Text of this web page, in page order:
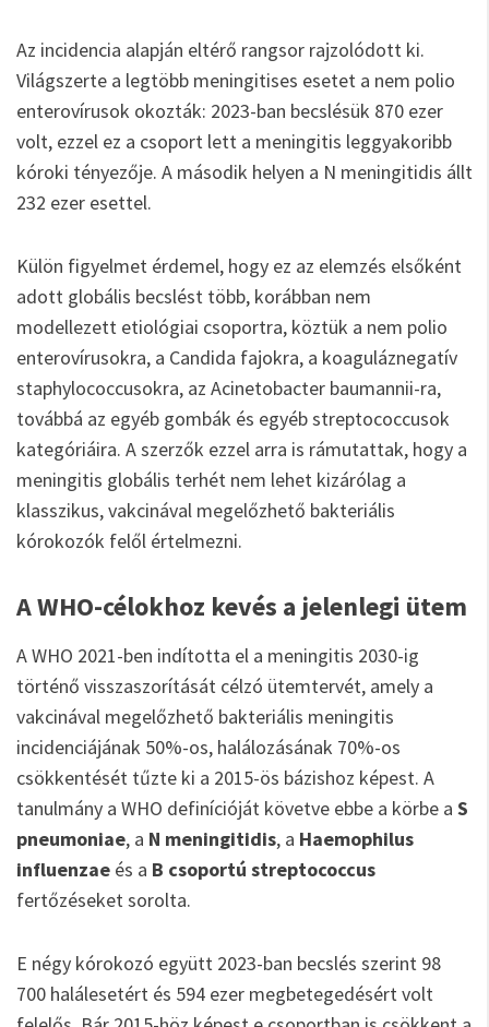
Az incidencia alapján eltérő rangsor rajzolódott ki.
Világszerte a legtöbb meningitises esetet a nem polio
enterovírusok okozták: 2023-ban becslésük 870 ezer
volt, ezzel ez a csoport lett a meningitis leggyakoribb
kóroki tényezője. A második helyen a N meningitidis állt
232 ezer esettel.
Külön figyelmet érdemel, hogy ez az elemzés elsőként
adott globális becslést több, korábban nem
modellezett etiológiai csoportra, köztük a nem polio
enterovírusokra, a Candida fajokra, a koaguláznegatív
staphylococcusokra, az Acinetobacter baumannii-ra,
továbbá az egyéb gombák és egyéb streptococcusok
kategóriáira. A szerzők ezzel arra is rámutattak, hogy a
meningitis globális terhét nem lehet kizárólag a
klasszikus, vakcinával megelőzhető bakteriális
kórokozók felől értelmezni.
A WHO-célokhoz kevés a jelenlegi ütem
A WHO 2021-ben indította el a meningitis 2030-ig
történő visszaszorítását célzó ütemtervét, amely a
vakcinával megelőzhető bakteriális meningitis
incidenciájának 50%-os, halálozásának 70%-os
csökkentését tűzte ki a 2015-ös bázishoz képest. A
tanulmány a WHO definícióját követve ebbe a körbe a S
pneumoniae, a N meningitidis, a Haemophilus
influenzae és a B csoportú streptococcus
fertőzéseket sorolta.
E négy kórokozó együtt 2023-ban becslés szerint 98
700 halálesetért és 594 ezer megbetegedésért volt